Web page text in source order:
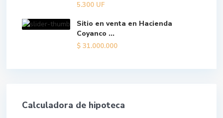
5.300 UF
Sitio en venta en Hacienda
Coyanco ...
$ 31.000.000
Calculadora de hipoteca